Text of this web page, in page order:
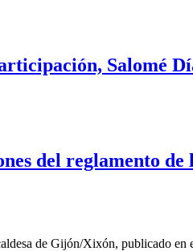
Salomé
del reglamento
de Gijón/Xixón, publicado en